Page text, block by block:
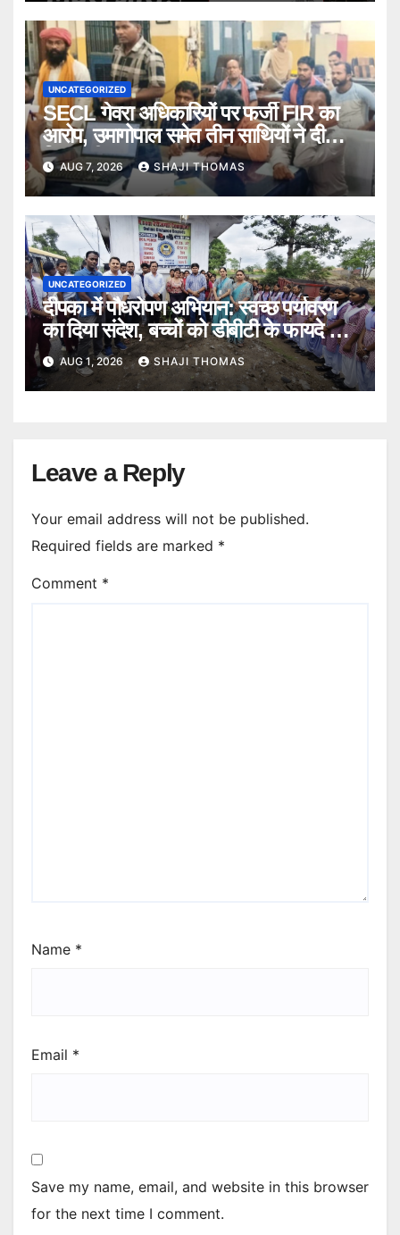
UNCATEGORIZED
SECL गेवरा अधिकारियों पर फर्जी FIR का
आरोप, उमागोपाल समेत तीन साथियों ने दी
गिरफ्तारी।
AUG 7, 2026 SHAJI THOMAS
UNCATEGORIZED
दीपका में पौधरोपण अभियान: स्वच्छ पर्यावरण
का दिया संदेश, बच्चों को डीबीटी के फायदे भी
बताए।
AUG 1, 2026 SHAJI THOMAS
Leave a Reply
Your email address will not be published.
Required fields are marked *
Comment *
Name *
Email *
Save my name, email, and website in this browser
for the next time I comment.